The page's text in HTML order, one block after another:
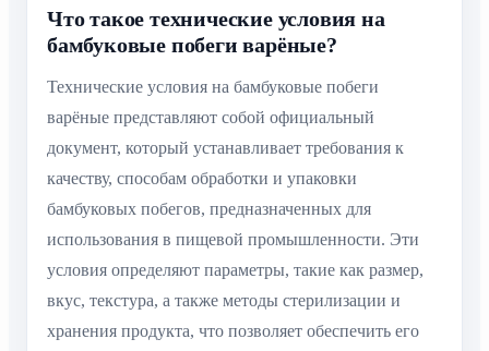
Что такое технические условия на
бамбуковые побеги варёные?
Технические условия на бамбуковые побеги
варёные представляют собой официальный
документ, который устанавливает требования к
качеству, способам обработки и упаковки
бамбуковых побегов, предназначенных для
использования в пищевой промышленности. Эти
условия определяют параметры, такие как размер,
вкус, текстура, а также методы стерилизации и
хранения продукта, что позволяет обеспечить его